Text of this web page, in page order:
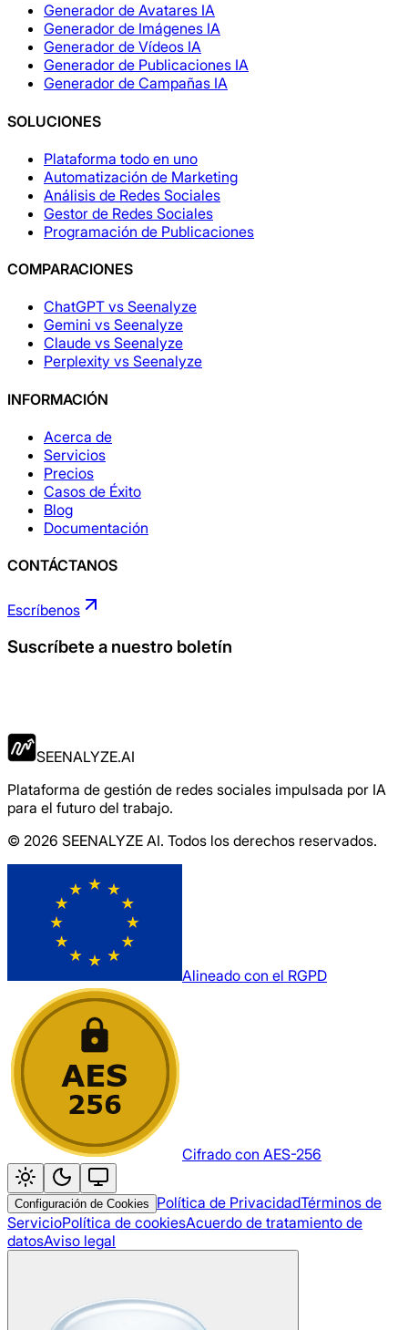
Generador de Avatares IA
Generador de Imágenes IA
Generador de Vídeos IA
Generador de Publicaciones IA
Generador de Campañas IA
SOLUCIONES
Plataforma todo en uno
Automatización de Marketing
Análisis de Redes Sociales
Gestor de Redes Sociales
Programación de Publicaciones
COMPARACIONES
ChatGPT vs Seenalyze
Gemini vs Seenalyze
Claude vs Seenalyze
Perplexity vs Seenalyze
INFORMACIÓN
Acerca de
Servicios
Precios
Casos de Éxito
Blog
Documentación
CONTÁCTANOS
Escríbenos
Suscríbete a nuestro boletín
SEENALYZE.AI
Plataforma de gestión de redes sociales impulsada por IA
para el futuro del trabajo.
© 2026 SEENALYZE AI. Todos los derechos reservados.
Alineado con el RGPD
Cifrado con AES-256
Configuración de Cookies Política de PrivacidadTérminos de
ServicioPolítica de cookiesAcuerdo de tratamiento de
datosAviso legal